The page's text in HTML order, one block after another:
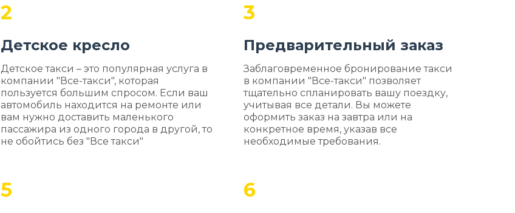
2
Детское кресло
Детское такси – это популярная услуга в
компании "Все-такси", которая
пользуется большим спросом. Если ваш
автомобиль находится на ремонте или
вам нужно доставить маленького
пассажира из одного города в другой, то
не обойтись без "Все такси"
3
Предварительный заказ
Заблаговременное бронирование такси
в компании "Все-такси" позволяет
тщательно спланировать вашу поездку,
учитывая все детали. Вы можете
оформить заказ на завтра или на
конкретное время, указав все
необходимые требования.
5 6